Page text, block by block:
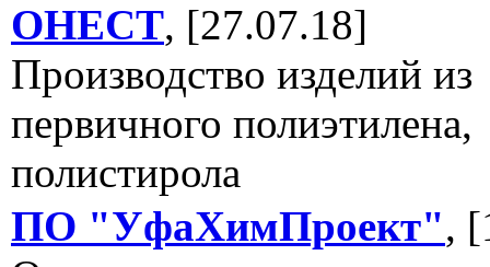
ОНЕСТ, [27.07.18]
Производство изделий из
первичного полиэтилена,
полистирола
ПО "УфаХимПроект",